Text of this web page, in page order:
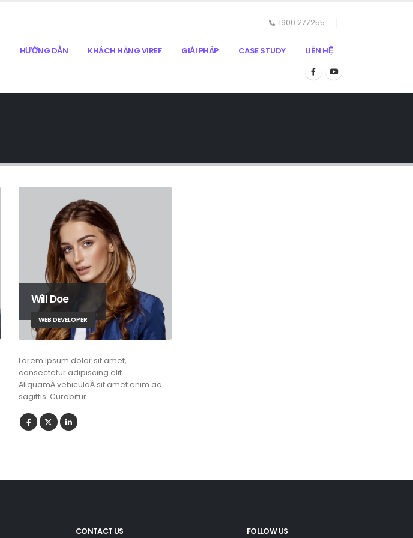
1900 277255
HƯỚNG DẪN KHÁCH HÀNG VIREF GIẢI PHÁP CASE STUDY LIÊN HỆ
Will Doe
WEB DEVELOPER
Lorem ipsum dolor sit amet,
consectetur adipiscing elit.
AliquamÂ vehiculaÂ sit amet enim ac
sagittis. Curabitur…
CONTACT US FOLLOW US